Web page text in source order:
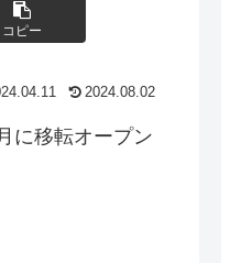
コピー
2024.08.02
に移転オープン